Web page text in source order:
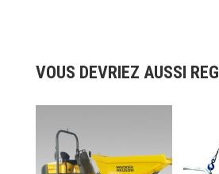
VOUS DEVRIEZ AUSSI